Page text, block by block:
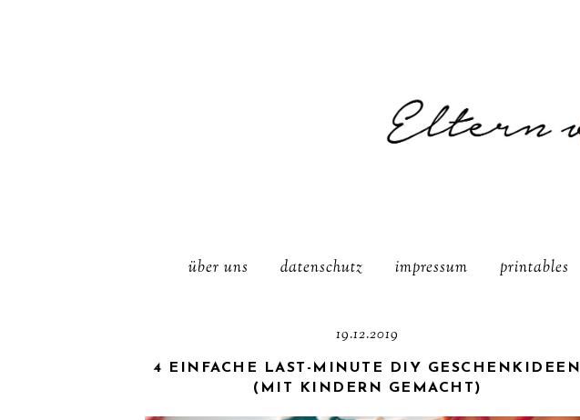
über uns datenschutz impressum printables
19.12.2019
4 EINFACHE LAST-MINUTE DIY GESCHENKIDEEN
(MIT KINDERN GEMACHT)